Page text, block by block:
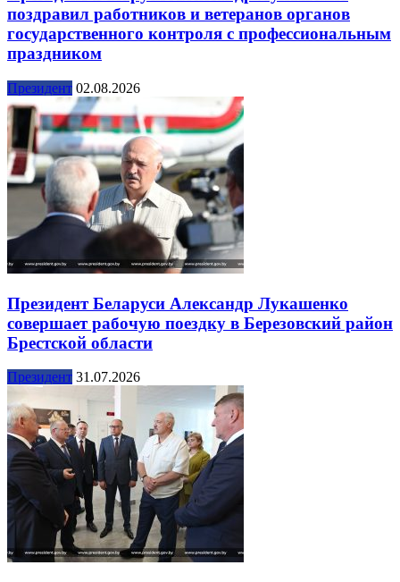
поздравил работников и ветеранов органов
государственного контроля с профессиональным
праздником
Президент 02.08.2026
Президент Беларуси Александр Лукашенко
совершает рабочую поездку в Березовский район
Брестской области
Президент 31.07.2026